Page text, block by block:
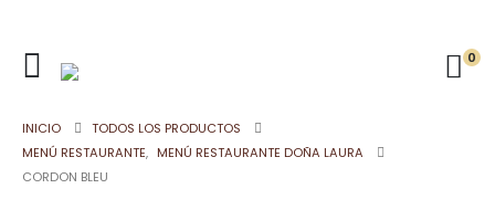
0
INICIO
TODOS LOS PRODUCTOS
MENÚ RESTAURANTE, MENÚ RESTAURANTE DOÑA LAURA
CORDON BLEU